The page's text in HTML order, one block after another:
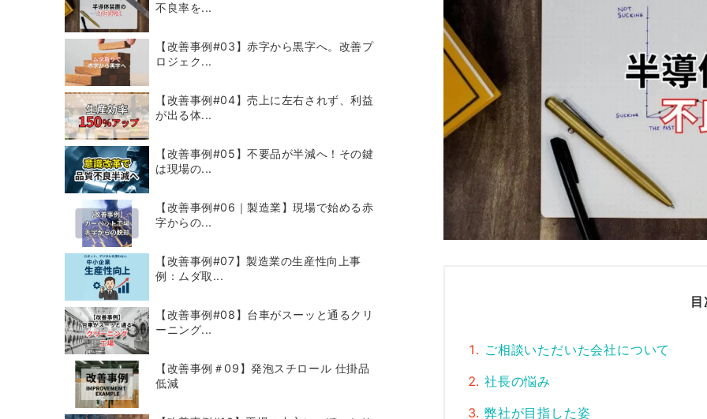
ご相談いただいた会社について
社長の悩み
弊社が目指した姿
不良率を...
【改善事例#03】赤字から黒字へ。改善プ
ロジェク...
【改善事例#04】売上に左右されず、利益
が出る体...
【改善事例#05】不要品が半減へ！その鍵
は現場の...
【改善事例#06｜製造業】現場で始める赤
字からの...
【改善事例#07】製造業の生産性向上事
例：ムダ取...
【改善事例#08】台車がスーッと通るクリ
ーニング...
【改善事例＃09】発泡スチロール 仕掛品
低減